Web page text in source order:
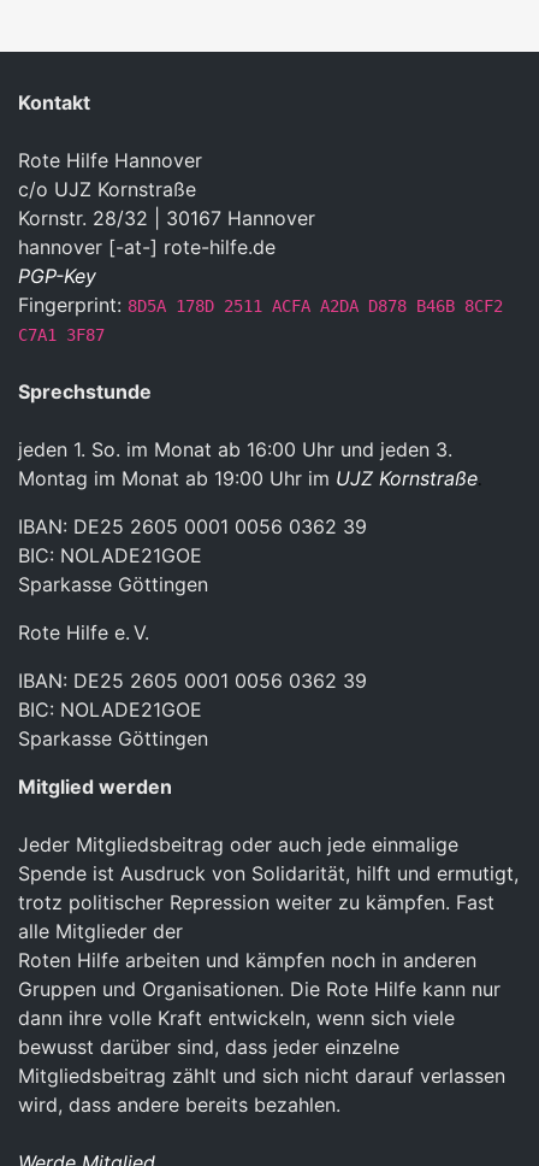
Kontakt
Rote Hilfe Hannover
c/o UJZ Kornstraße
Kornstr. 28/32 | 30167 Hannover
hannover [-at-] rote-hilfe.de
PGP-Key
Fingerprint: 8D5A 178D 2511 ACFA A2DA D878 B46B 8CF2
C7A1 3F87
Sprechstunde
jeden 1. So. im Monat ab 16:00 Uhr und jeden 3.
Montag im Monat ab 19:00 Uhr im UJZ Kornstraße.
IBAN: DE25 2605 0001 0056 0362 39
BIC: NOLADE21GOE
Sparkasse Göttingen
Rote Hilfe e. V.
IBAN: DE25 2605 0001 0056 0362 39
BIC: NOLADE21GOE
Sparkasse Göttingen
Mitglied werden
Jeder Mitgliedsbeitrag oder auch jede einmalige
Spende ist Ausdruck von Solidarität, hilft und ermutigt,
trotz politischer Repression weiter zu kämpfen. Fast
alle Mitglieder der
Roten Hilfe arbeiten und kämpfen noch in anderen
Gruppen und Organisationen. Die Rote Hilfe kann nur
dann ihre volle Kraft entwickeln, wenn sich viele
bewusst darüber sind, dass jeder einzelne
Mitgliedsbeitrag zählt und sich nicht darauf verlassen
wird, dass andere bereits bezahlen.